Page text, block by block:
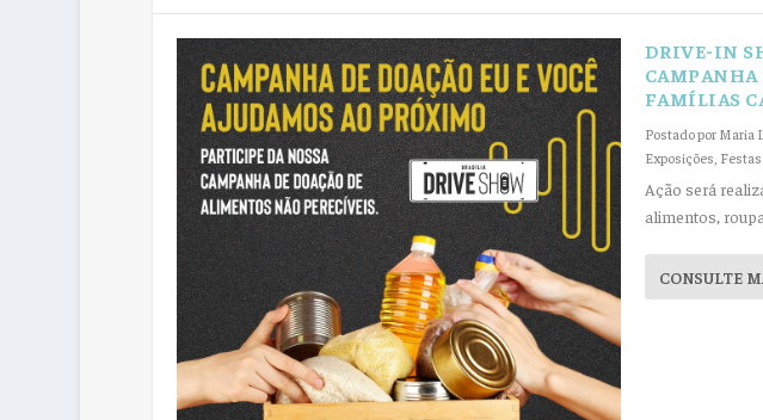
DRIVE-IN
CAMPANHA
FAMÍLIAS
Postado porMaria
Exposições Festas
Ação será
alimentos,
CONSULTE